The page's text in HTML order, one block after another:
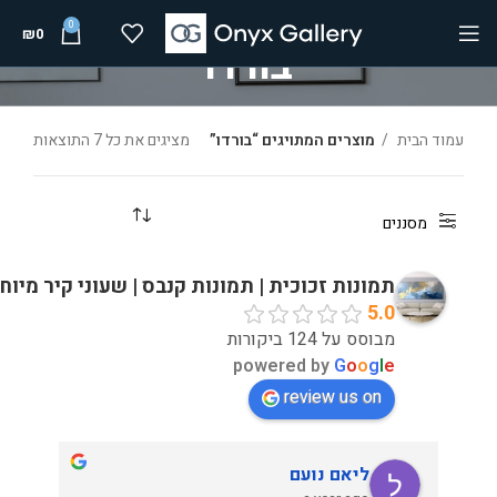
0
₪0
בורדו
עמוד הבית מוצרים המתויגים “בורדו” מציגים את כל ⁦7⁩ התוצאות
מסננים
תמונות זכוכית | תמונות קנבס | שעוני קיר
5.0
מבוסס על 124 ביקורות
powered by Google
review us on
ליאם נועם